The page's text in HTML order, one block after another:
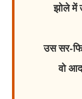
झोले में
उस सर-
वो